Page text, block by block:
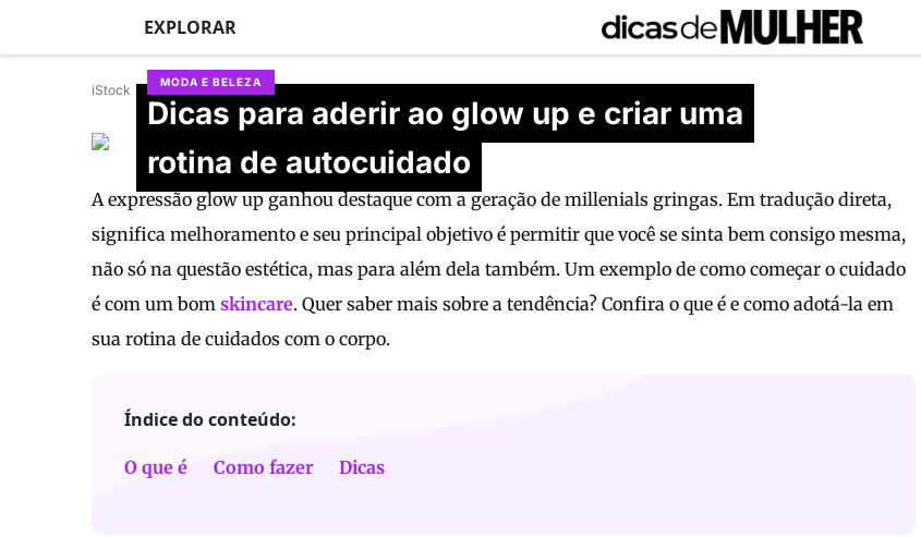
EXPLORAR
MODA E BELEZA
Dicas para aderir ao glow up e criar uma
rotina de autocuidado
iStock
Stephanie Quadros
Atualizado em 27/06/2026
A expressão glow up ganhou destaque com a geração de millenials gringas. Em tradução direta,
significa melhoramento e seu principal objetivo é permitir que você se sinta bem consigo mesma,
não só na questão estética, mas para além dela também. Um exemplo de como começar o cuidado
é com um bom skincare. Quer saber mais sobre a tendência? Confira o que é e como adotá-la em
sua rotina de cuidados com o corpo.
Índice do conteúdo:
O que é Como fazer Dicas